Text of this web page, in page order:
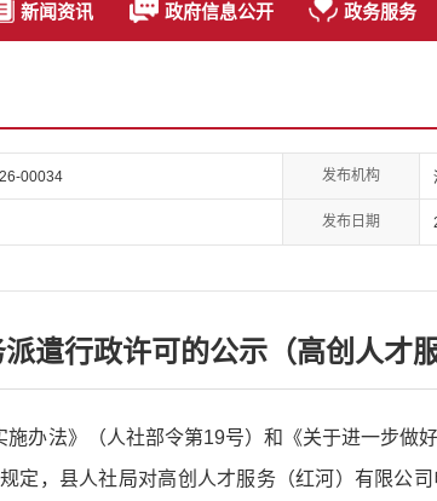
新闻资讯 政府信息公开 政务服务
00034 发布机构
发布日期
遣行政许可的公示（高创人才
办法》（人社部令第19号）和《关于进一步做
定，县人社局对高创人才服务（红河）有限公